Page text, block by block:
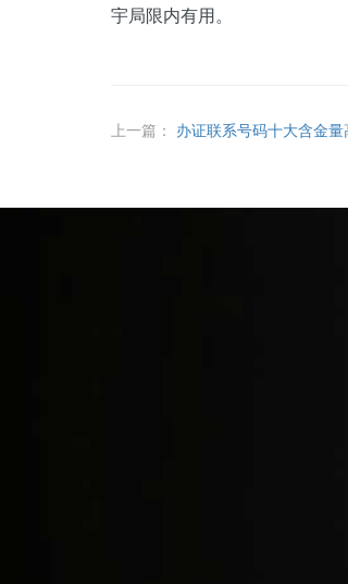
宇局限内有用。
上一篇： 办证联系号码十大含金